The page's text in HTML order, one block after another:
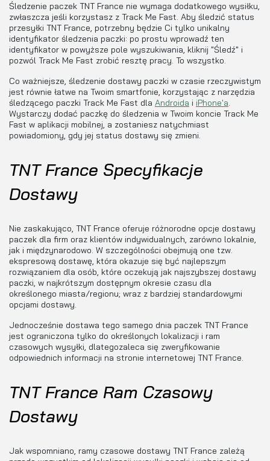
Śledzenie paczek TNT France nie wymaga dodatkowego wysiłku,
zwłaszcza jeśli korzystasz z Track Me Fast. Aby śledzić status
przesyłki TNT France, potrzebny będzie Ci tylko unikalny
identyfikator śledzenia paczki: po prostu wprowadź ten
identyfikator w powyższe pole wyszukiwania, kliknij "Śledź" i
pozwól Track Me Fast zrobić resztę pracy. To wszystko.
Co ważniejsze, śledzenie dostawy paczki w czasie rzeczywistym
jest równie łatwe na Twoim smartfonie, korzystając z narzędzia
śledzącego paczki Track Me Fast dla Androida i iPhone'a.
Wystarczy dodać paczkę do śledzenia w Twoim koncie Track Me
Fast w aplikacji mobilnej, a zostaniesz natychmiast
powiadomiony, gdy jej status dostawy się zmieni.
TNT France Specyfikacje
Dostawy
Nie zaskakująco, TNT France oferuje różnorodne opcje dostawy
paczek dla firm oraz klientów indywidualnych, zarówno lokalnie,
jak i międzynarodowo. W szczególności obejmują one tzw.
ekspresową dostawę, która okazuje się być najlepszym
rozwiązaniem dla osób, które oczekują jak najszybszej dostawy
paczki, w najkrótszym dostępnym okresie czasu dla
określonego miasta/regionu; wraz z bardziej standardowymi
opcjami dostawy.
Jednocześnie dostawa tego samego dnia paczek TNT France
jest ograniczona tylko do określonych lokalizacji i ram
czasowych wysyłki, dlategozaleca się zweryfikowanie
odpowiednich informacji na stronie internetowej TNT France.
TNT France Ram Czasowy
Dostawy
Jak wspomniano, ramy czasowe dostawy TNT France zależą